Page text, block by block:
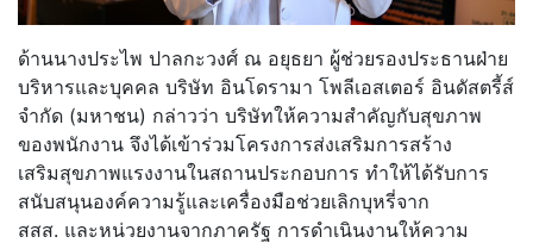
ด้านนางประไพ ปาลกะวงศ์ ณ อยุธยา ผู้ช่วยรองประธานฝ่าย
บริหารและบุคคล บริษัท อินโดรามา โพลีเอสเตอร์ อินดัสตรี้ส์
จำกัด (มหาชน) กล่าวว่า บริษัทให้ความสำคัญกับสุขภาพ
ของพนักงาน จึงได้เข้าร่วมโครงการส่งเสริมการสร้าง
เสริมสุขภาพแรงงานในสถานประกอบการ ทำให้ได้รับการ
สนับสนุนองค์ความรู้และเครื่องมือช่วยเลิกบุหรี่จาก
สสส. และหน่วยงานจากภาครัฐ การดำเนินงานให้ความ